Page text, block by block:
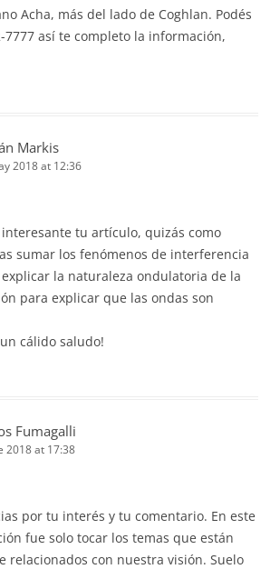
Acha, más del lado de Coghlan. Podés
7777 así te completo la información,
Markis
2018 at 12:36
interesante tu artículo, quizás como
sumar los fenómenos de interferencia
la naturaleza ondulatoria de la
para explicar que las ondas son
cálido saludo!
Fumagalli
2018 at 17:38
por tu interés y tu comentario. En este
fue solo tocar los temas que están
relacionados con nuestra visión. Suelo